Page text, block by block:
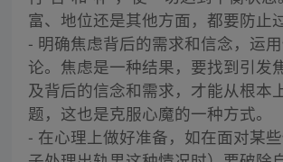
富、地位还是其他方面，都要防止
- 明确焦虑背后的需求和信念，运
论。焦虑是一种结果，要找到引发
及背后的信念和需求，才能从根本
题，这也是克服心魔的一种方式。
- 在心理上做好准备，如在面对某